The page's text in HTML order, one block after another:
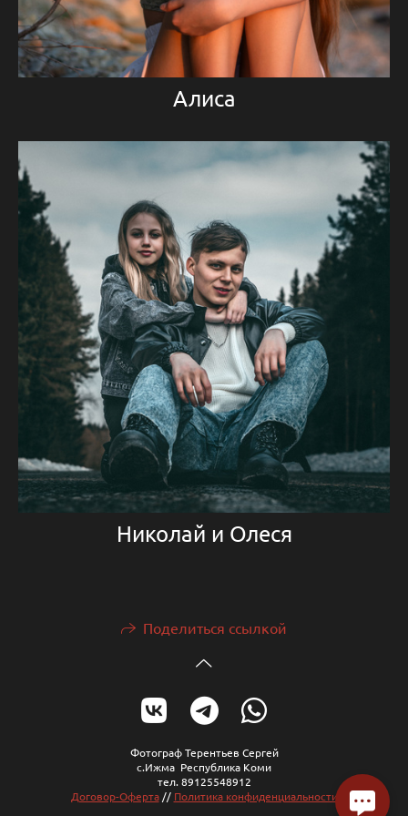
Алиса
Николай и Олеся
Поделиться ссылкой
Фотограф Терентьев Сергей
с.Ижма Республика Коми
тел. 89125548912
Договор-Оферта// Политика конфиденциальности